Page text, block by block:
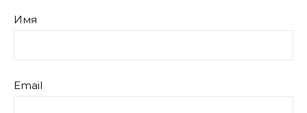
Имя
Email